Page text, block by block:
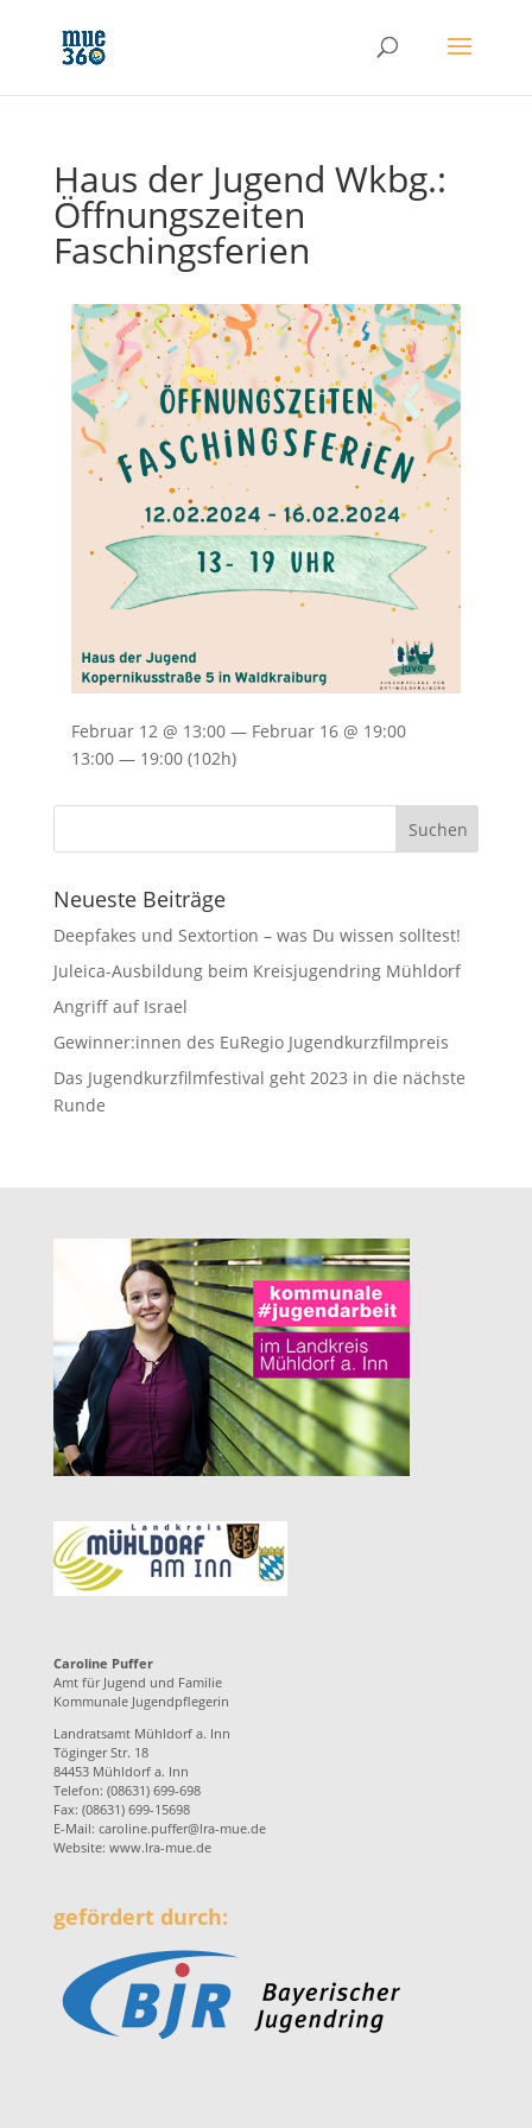
Haus der Jugend Wkbg.:
Öffnungszeiten
Faschingsferien
Februar 12 @ 13:00 — Februar 16 @ 19:00
13:00 — 19:00 (102h)
Neueste Beiträge
Deepfakes und Sextortion – was Du wissen solltest!
Juleica-Ausbildung beim Kreisjugendring Mühldorf
Angriff auf Israel
Gewinner:innen des EuRegio Jugendkurzfilmpreis
Das Jugendkurzfilmfestival geht 2023 in die nächste
Runde
Caroline Puffer
Amt für Jugend und Familie
Kommunale Jugendpflegerin
Landratsamt Mühldorf a. Inn
Töginger Str. 18
84453 Mühldorf a. Inn
Telefon: (08631) 699-698
Fax: (08631) 699-15698
E-Mail: caroline.puffer@lra-mue.de
Website: www.lra-mue.de
gefördert durch: